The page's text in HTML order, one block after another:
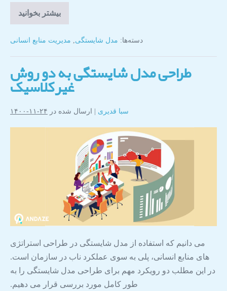
بیشتر بخوانید
دسته‌ها: مدل شایستگی , مدیریت منابع انسانی
طراحی مدل شایستگی به دو روش
غیرکلاسیک
سبا قدیری| ارسال شده در ۲۴-۱۱-۱۴۰۰
می دانیم که استفاده از مدل شایستگی در طراحی استراتژی
های منابع انسانی، پلی به سوی عملکرد ناب در سازمان است.
در این مطلب دو رویکرد مهم برای طراحی مدل شایستگی را به
طور کامل مورد بررسی قرار می دهیم.